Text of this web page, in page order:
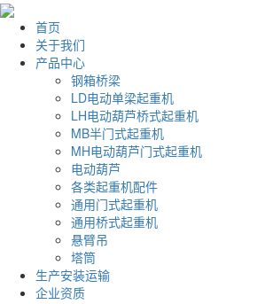
首页
关于我们
产品中心
钢箱桥梁
LD电动单梁起重机
LH电动葫芦桥式起重机
MB半门式起重机
MH电动葫芦门式起重机
电动葫芦
各类起重机配件
通用门式起重机
通用桥式起重机
悬臂吊
塔筒
生产安装运输
企业资质